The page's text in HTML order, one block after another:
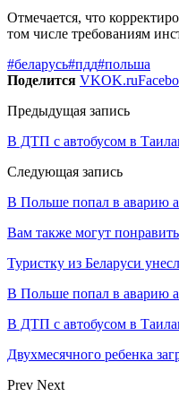
Отмечается, что
том числе требованиям
#беларусь#пдд#польша
Поделится VKOK.ru
Предыдущая запись
В ДТП с автобусом в
Следующая запись
В Польше попал в аварию
Вам также могут
Туристку из Беларуси
В Польше попал в аварию
В ДТП с автобусом в
Двухмесячного ребенка
Prev Next